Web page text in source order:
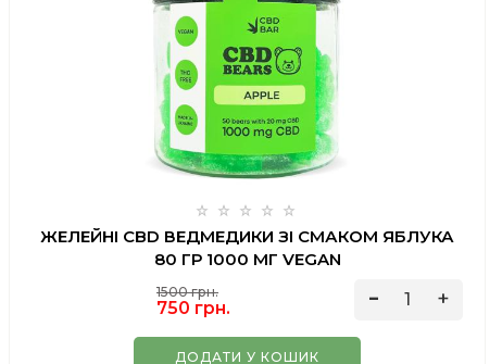
ЖЕЛЕЙНІ CBD ВЕДМЕДИКИ ЗІ СМАКОМ ЯБЛУКА
80 ГР 1000 МГ VEGAN
1500 грн.
750 грн.
ДОДАТИ У КОШИК